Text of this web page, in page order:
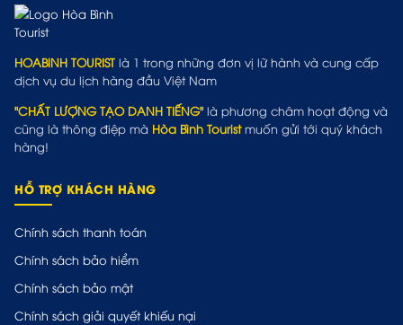
HOABINH TOURIST là 1 trong những đơn vị lữ hành và cung cấp
dịch vụ du lịch hàng đầu Việt Nam
"CHẤT LƯỢNG TẠO DANH TIẾNG" là phương châm hoạt động và
cũng là thông điệp mà Hòa Bình Touristmuốn gửi tới quý khách
hàng!
HỖ TRỢ KHÁCH HÀNG
Chính sách thanh toán
Chính sách bảo hiểm
Chính sách bảo mật
Chính sách giải quyết khiếu nại